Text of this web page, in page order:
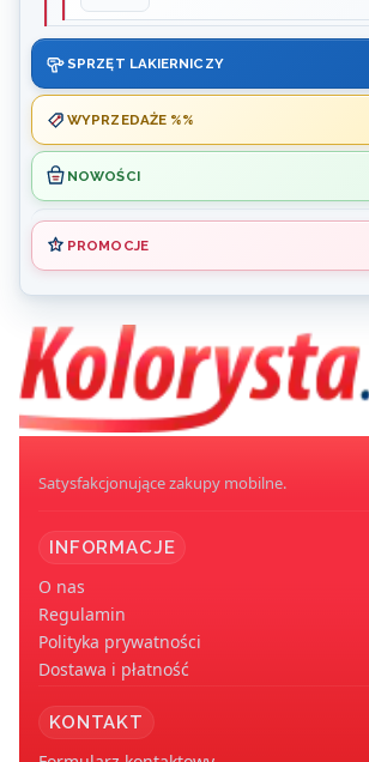
SPRZĘT LAKIERNICZY
WYPRZEDAŻE %%
NOWOŚCI
PROMOCJE
Satysfakcjonujące zakupy mobilne.
INFORMACJE
O nas
Regulamin
Polityka prywatności
Dostawa i płatność
KONTAKT